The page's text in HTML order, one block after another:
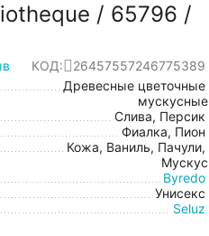
/ 65796 /
КОД:
26457557246775389
Древесные цветочные
мускусные
Слива, Персик
Фиалка, Пион
Кожа, Ваниль, Пачули,
Мускус
Byredo
Унисекс
Seluz